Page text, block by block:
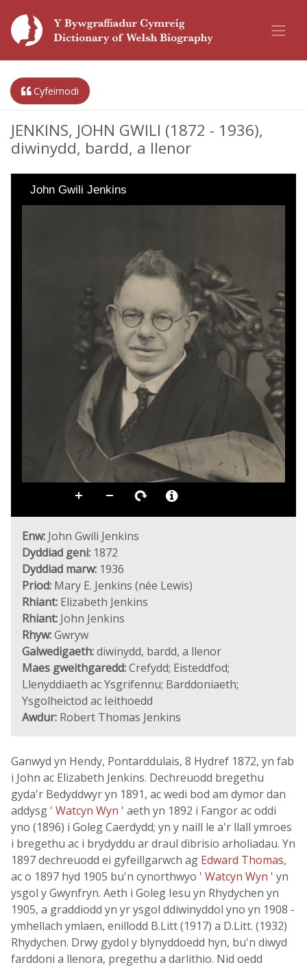
Cyfeirnodi
JENKINS, JOHN GWILI (1872 - 1936),
diwinydd, bardd, a llenor
John Gwili Jenkins
Enw: John Gwili Jenkins
Dyddiad geni: 1872
Dyddiad marw: 1936
Priod: Mary E. Jenkins (née Lewis)
Rhiant: Elizabeth Jenkins
Rhiant: John Jenkins
Rhyw:Gwryw
Galwedigaeth:diwinydd, bardd, a llenor
Maes gweithgaredd:Crefydd; Eisteddfod;
Llenyddiaeth ac Ysgrifennu; Barddoniaeth;
Ysgolheictod ac Ieithoedd
Awdur: Robert Thomas Jenkins
Ganwyd yn Hendy, Pontarddulais, 8 Hydref 1872, yn fab
i John ac Elizabeth Jenkins. Dechreuodd bregethu
gyda'r Bedyddwyr yn 1891, ac wedi bod am dymor dan
addysg ' Watcyn Wyn ' aeth yn 1892 i Fangor ac oddi
yno (1896) i Goleg Caerdydd; yn y naill le a'r llall ymroes
i bregethu ac i brydyddu ar draul dibrisio arholiadau. Yn
1897 dechreuodd ei gyfeillgarwch ag Edward Thomas,
ac o 1897 hyd 1905 bu'n cynorthwyo ' Watcyn Wyn ' yn
ysgol y Gwynfryn. Aeth i Goleg Iesu yn Rhydychen yn
1905, a graddiodd yn yr ysgol ddiwinyddol yno yn 1908 -
ymhellach ymlaen, enillodd B.Litt (1917) a D.Litt. (1932)
Rhydychen. Drwy gydol y blynyddoedd hyn, bu'n diwyd
farddoni a llenora, pregethu a darlithio. Nid oedd